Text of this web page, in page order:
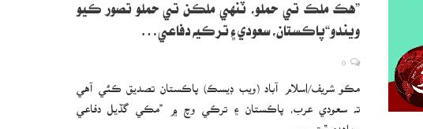
”هڪ ملڪ تي حملو، ٽنهي ملڪن تي حملو تصور ڪيو
ويندو“پاڪستان، سعودي ۽ ترڪيه دفاعي…
مڪو شريف/اسلام آباد (ويب ڊيسڪ) پاڪستان تصديق ڪئي آهي
ته سعودي عرب، پاڪستان ۽ ترڪي وچ ۾ ”مڪي گڏيل دفاعي
معاهدي“ تي…